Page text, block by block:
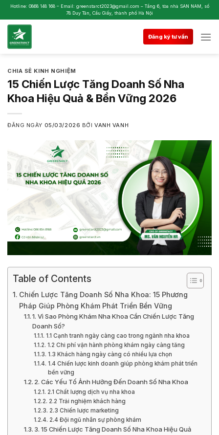
Skip
to
content
Hotline: 0868 148 168 – Email: greenstarct2023@gmail.com – Tầng 6, tòa nhà SAN NAM, số
78 Duy Tân, Cầu Giấy, thành phố Hà Nội
Đăng ký tư vấn
CHIA SẺ KINH NGHIỆM
15 Chiến Lược Tăng Doanh Số Nha
Khoa Hiệu Quả & Bền Vững 2026
ĐĂNG NGÀY 05/03/2026 BỞIVANH VANH
Table of Contents
Chiến Lược Tăng Doanh Số Nha Khoa: 15 Phương
Pháp Giúp Phòng Khám Phát Triển Bền Vững
1. Vì Sao Phòng Khám Nha Khoa Cần Chiến Lược Tăng
Doanh Số?
1.1 Cạnh tranh ngày càng cao trong ngành nha khoa
1.2 Chi phí vận hành phòng khám ngày càng tăng
1.3 Khách hàng ngày càng có nhiều lựa chọn
1.4 Chiến lược kinh doanh giúp phòng khám phát triển
bền vững
2. Các Yếu Tố Ảnh Hưởng Đến Doanh Số Nha Khoa
2.1 Chất lượng dịch vụ nha khoa
2.2 Trải nghiệm khách hàng
2.3 Chiến lược marketing
2.4 Đội ngũ nhân sự phòng khám
3. 15 Chiến Lược Tăng Doanh Số Nha Khoa Hiệu Quả